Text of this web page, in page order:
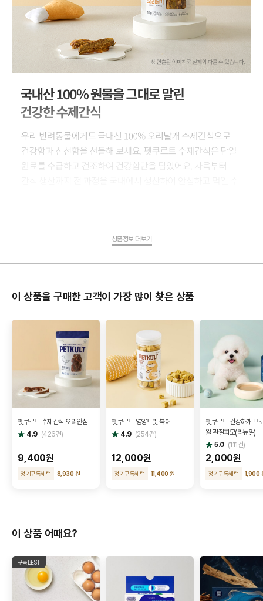
상품정보 더보기
이 상품을 구매한 고객이 가장 많이 찾은 상품
펫쿠르트 수제간식 오리안심
별
점
4.9 (426건)
9,400원
정기구독혜택 8,930 원
펫쿠르트 영양트릿 북어
별
점
4.9 (254건)
12,000원
정기구독혜택 11,400 원
펫쿠르트 건강하개 프
왈 관절피모(리뉴얼)
별
점
5.0 (111건)
2,000원
정기구독혜택 1,900
이 상품 어때요?
구독BEST